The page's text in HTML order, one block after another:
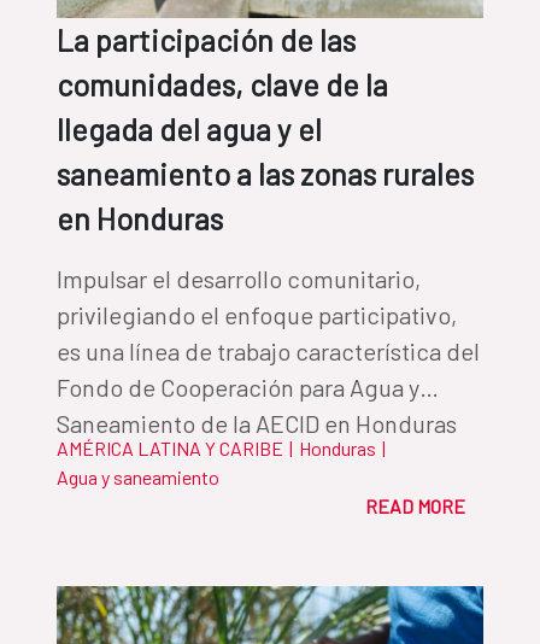
La participación de las
comunidades, clave de la
llegada del agua y el
saneamiento a las zonas rurales
en Honduras
Impulsar el desarrollo comunitario,
privilegiando el enfoque participativo,
es una línea de trabajo característica del
Fondo de Cooperación para Agua y
Saneamiento de la AECID en Honduras
AMÉRICA LATINA Y CARIBE | Honduras |
Agua y saneamiento
READ MORE